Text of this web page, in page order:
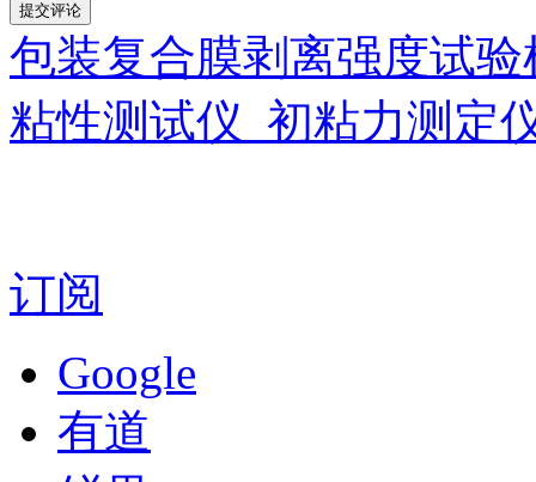
包装复合膜剥离强度试
粘性测试仪_初粘力测定
订阅
Google
有道